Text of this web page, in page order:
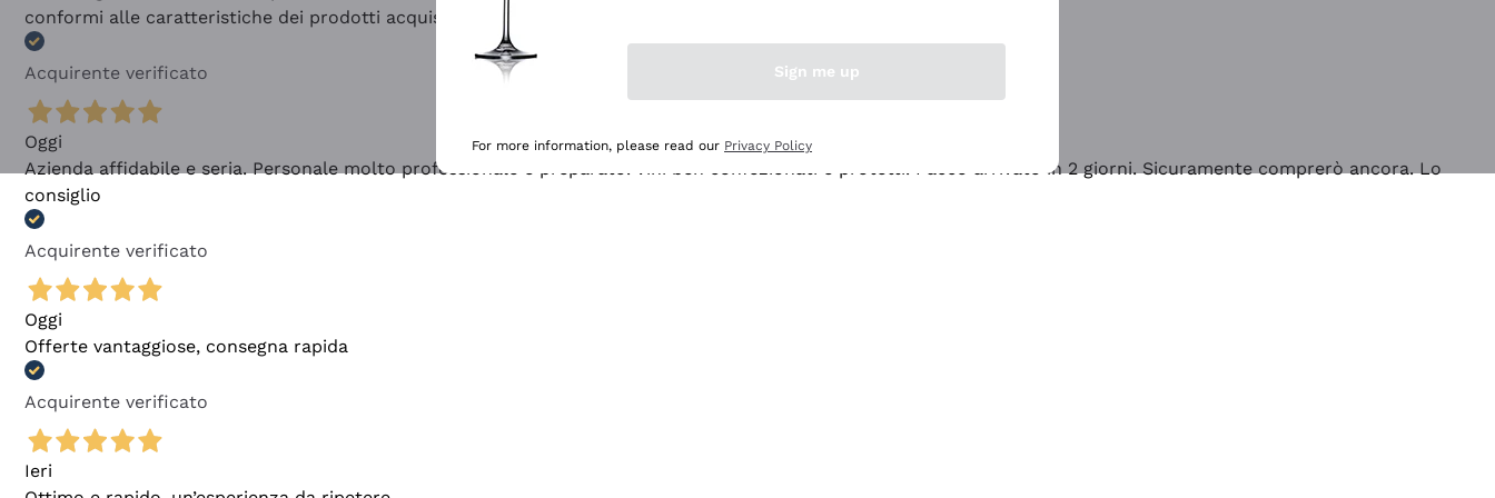
conformi alle caratteristiche dei prodotti acquistati
Acquirente verificato
Oggi
Azienda affidabile e seria. Personale molto professionale e preparato. Vini ben confezionati e protetti. Pacco arrivato in 2 giorni. Sicuramente comprerò ancora. Lo
consiglio
Acquirente verificato
Oggi
Offerte vantaggiose, consegna rapida
Acquirente verificato
Ieri
Sign me up
For more information, please read our Privacy Policy